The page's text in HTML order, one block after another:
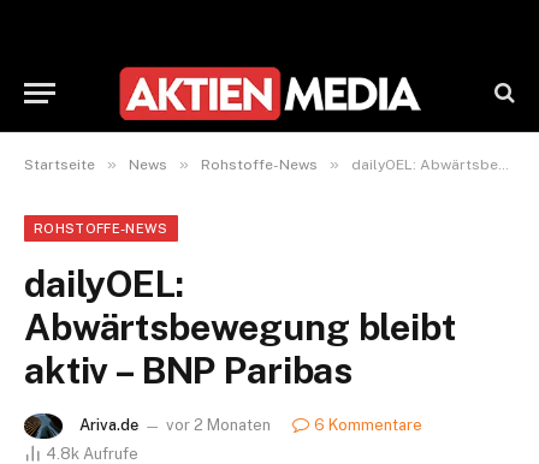
Startseite » News » Rohstoffe-News » dailyOEL: Abwärtsbewegung bleibt aktiv – BNP Paribas
ROHSTOFFE-NEWS
dailyOEL:
Abwärtsbewegung bleibt
aktiv – BNP Paribas
Ariva.de vor 2 Monaten
6 Kommentare
4.8k Aufrufe